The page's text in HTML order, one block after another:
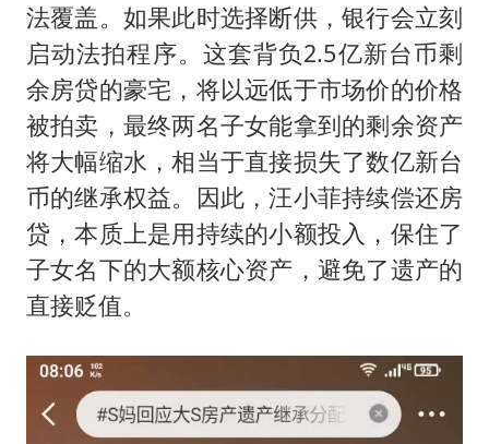
法覆盖。如果此时选择断供，银行会立刻
启动法拍程序。这套背负2.5亿新台币剩
余房贷的豪宅，将以远低于市场价的价格
被拍卖，最终两名子女能拿到的剩余资产
将大幅缩水，相当于直接损失了数亿新台
币的继承权益。因此，汪小菲持续偿还房
贷，本质上是用持续的小额投入，保住了
子女名下的大额核心资产，避免了遗产的
直接贬值。